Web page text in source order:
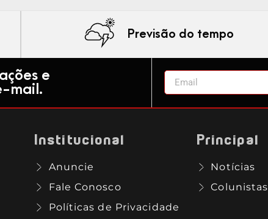
Previsão do tempo
e
mail.
Institucional
Anuncie
Fale Conosco
Políticas de Privacidade
Principal
Notícias
Colunistas